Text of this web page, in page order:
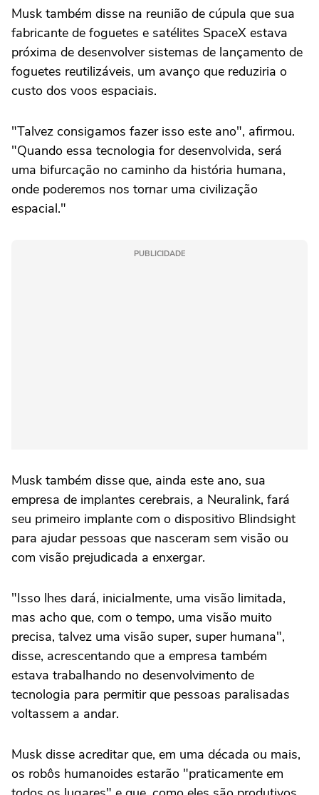
Musk também disse na reunião de cúpula que ‌sua
fabricante de foguetes e satélites SpaceX estava
próxima de desenvolver sistemas de lançamento de
foguetes reutilizáveis, um avanço que reduziria o
custo dos voos espaciais.
"Talvez consigamos ⁠fazer isso este ano", afirmou.
"Quando essa tecnologia for desenvolvida, será
uma bifurcação no caminho da história humana,
onde poderemos nos tornar uma civilização
espacial."
PUBLICIDADE
Musk também disse que, ainda este ano, sua
empresa de implantes cerebrais, a Neuralink, fará
seu primeiro implante com o dispositivo Blindsight
para ajudar pessoas que nasceram sem visão ou
com visão prejudicada a enxergar.
"Isso lhes dará, inicialmente, uma visão limitada,
mas acho que, com o tempo, uma visão muito
precisa, talvez uma visão super, super humana",
disse, acrescentando que a empresa também
estava trabalhando no desenvolvimento de
tecnologia para permitir que pessoas paralisadas
voltassem a andar.
Musk disse acreditar que, em uma década ou mais,
os robôs humanoides estarão "praticamente em